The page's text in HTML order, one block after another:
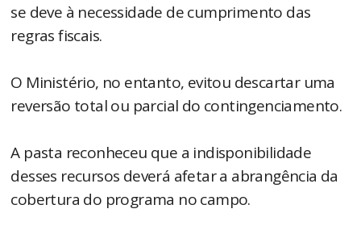
se deve à necessidade de cumprimento das
regras fiscais.
O Ministério, no entanto, evitou descartar uma
reversão total ou parcial do contingenciamento.
A pasta reconheceu que a indisponibilidade
desses recursos deverá afetar a abrangência da
cobertura do programa no campo.